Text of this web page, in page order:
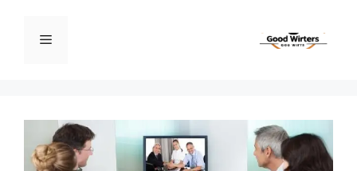
المحتوى
القائمة